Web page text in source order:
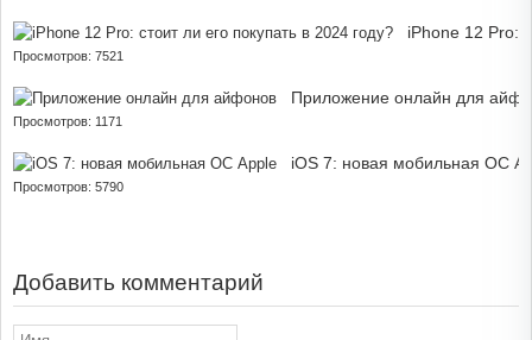
iPhone 12 Pro:
Просмотров: 7521
Приложение онлайн для
Просмотров: 1171
iOS 7: новая мобильная ОС
Просмотров: 5790
Добавить комментарий